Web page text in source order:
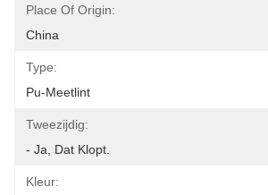
Place Of Origin:
China
Type:
Pu-Meetlint
Tweezijdig:
- Ja, Dat Klopt.
Kleur: